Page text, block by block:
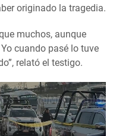
originado la tragedia.
muchos, aunque
cuando pasé lo tuve
relató el testigo.